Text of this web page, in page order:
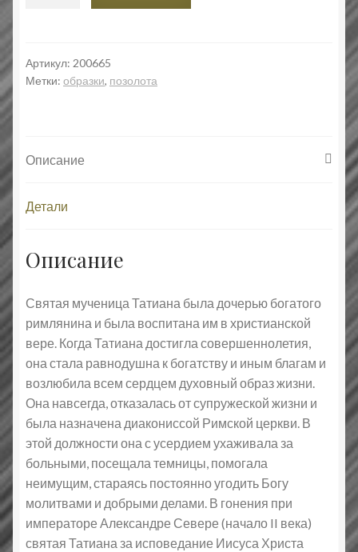
Мученица
Татиана»
Артикул: 200665
Метки: образки, позолота
Описание
Детали
Описание
Святая мученица Татиана была дочерью богатого
римлянина и была воспитана им в христианской
вере. Когда Татиана достигла совершеннолетия,
она стала равнодушна к богатству и иным благам и
возлюбила всем сердцем духовный образ жизни.
Она навсегда, отказалась от супружеской жизни и
была назначена диакониссой Римской церкви. В
этой должности она с усердием ухаживала за
больными, посещала темницы, помогала
неимущим, стараясь постоянно угодить Богу
молитвами и добрыми делами. В гонения при
императоре Александре Севере (начало II века)
святая Татиана за исповедание Иисуса Христа